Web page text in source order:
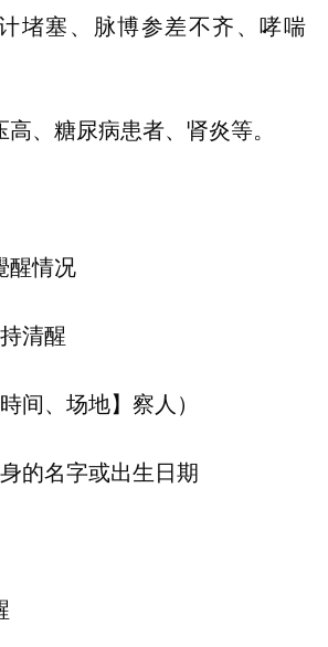
堵塞、脉博参差不齐、哮喘
、糖尿病患者、肾炎等。
醒情况
清醒
间、场地】察人）
的名字或出生日期